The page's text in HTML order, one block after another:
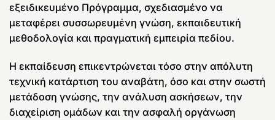
εξειδικευμένο Πρόγραμμα, σχεδιασμένο να
μεταφέρει συσσωρευμένη γνώση, εκπαιδευτική
μεθοδολογία και πραγματική εμπειρία πεδίου.
Η εκπαίδευση επικεντρώνεται τόσο στην απόλυτη
τεχνική κατάρτιση του αναβάτη, όσο και στην σωστή
μετάδοση γνώσης, την ανάλυση ασκήσεων, την
διαχείριση ομάδων και την ασφαλή οργάνωση